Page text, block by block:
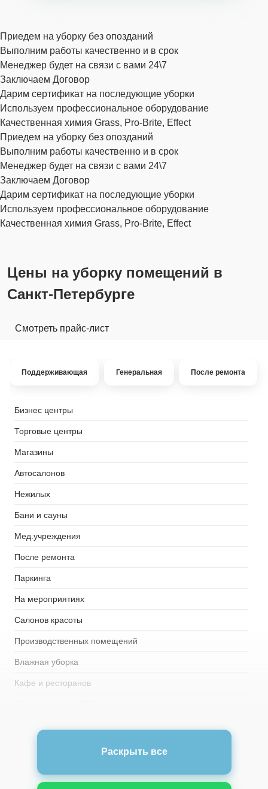
Приедем на уборку без опозданий
Выполним работы качественно и в срок
Менеджер будет на связи с вами 24\7
Заключаем Договор
Дарим сертификат на последующие уборки
Используем профессиональное оборудование
Качественная химия Grass, Pro-Brite, Effect
Приедем на уборку без опозданий
Выполним работы качественно и в срок
Менеджер будет на связи с вами 24\7
Заключаем Договор
Дарим сертификат на последующие уборки
Используем профессиональное оборудование
Качественная химия Grass, Pro-Brite, Effect
Цены на уборку помещений в
Санкт-Петербурге
Смотреть прайс-лист
Поддерживающая Генеральная После ремонта
Бизнес центры
Торговые центры
Магазины
Автосалонов
Нежилых
Бани и сауны
Мед.учреждения
После ремонта
Паркинга
На мероприятиях
Салонов красоты
Производственных помещений
Влажная уборка
Кафе и ресторанов
Подъездов домов
Раскрыть все